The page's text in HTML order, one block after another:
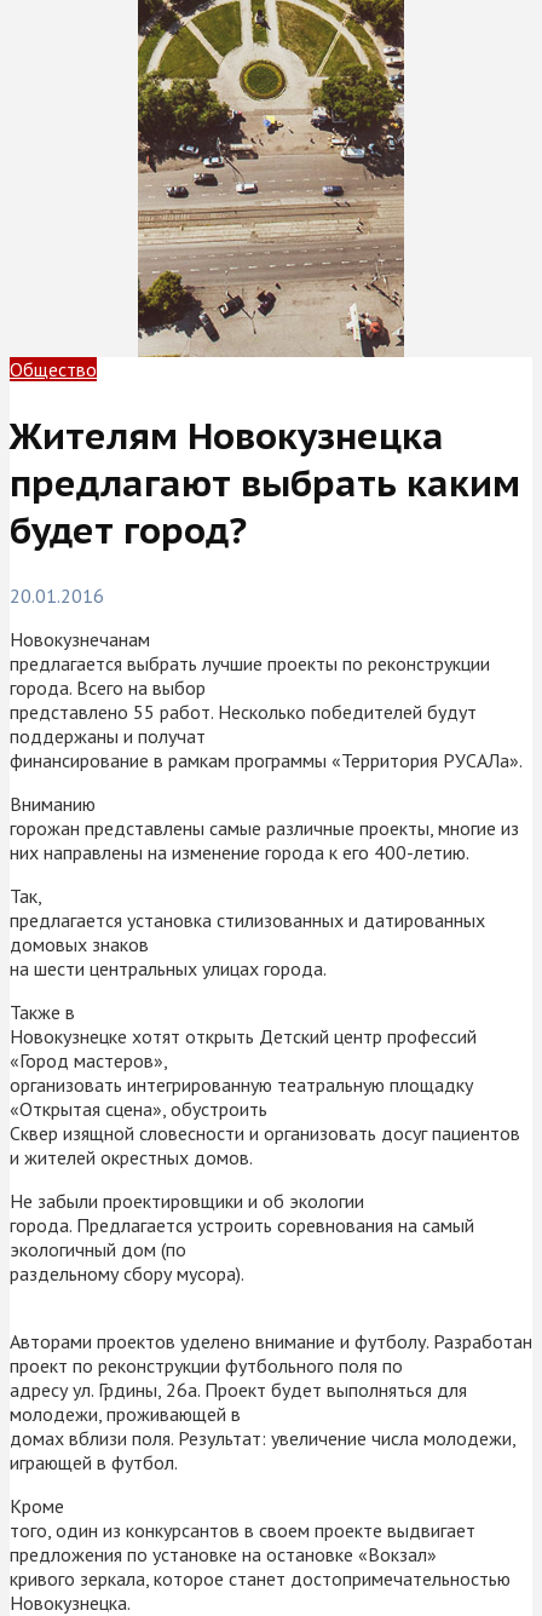
Общество
Жителям Новокузнецка
предлагают выбрать каким
будет город?
20.01.2016
Новокузнечанам
предлагается выбрать лучшие проекты по реконструкции
города. Всего на выбор
представлено 55 работ. Несколько победителей будут
поддержаны и получат
финансирование в рамкам программы «Территория РУСАЛа».
Вниманию
горожан представлены самые различные проекты, многие из
них направлены на изменение города к его 400-летию.
Так,
предлагается установка стилизованных и датированных
домовых знаков
на шести центральных улицах города.
Также в
Новокузнецке хотят открыть Детский центр профессий
«Город мастеров»,
организовать интегрированную театральную площадку
«Открытая сцена», обустроить
Сквер изящной словесности и организовать досуг пациентов
и жителей окрестных домов.
Не забыли проектировщики и об экологии
города. Предлагается устроить соревнования на самый
экологичный дом (по
раздельному сбору мусора).
Авторами проектов уделено внимание и футболу. Разработан
проект по реконструкции футбольного поля по
адресу ул. Грдины, 26а. Проект будет выполняться для
молодежи, проживающей в
домах вблизи поля. Результат: увеличение числа молодежи,
играющей в футбол.
Кроме
того, один из конкурсантов в своем проекте выдвигает
предложения по установке на остановке «Вокзал»
кривого зеркала, которое станет достопримечательностью
Новокузнецка.